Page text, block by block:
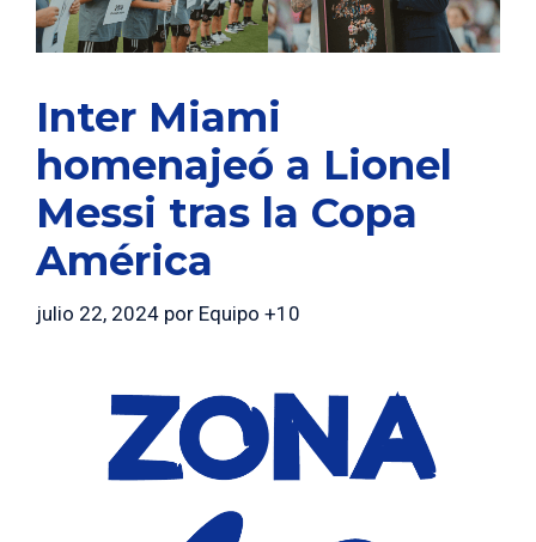
Inter Miami
homenajeó a Lionel
Messi tras la Copa
América
julio 22, 2024 por Equipo +10